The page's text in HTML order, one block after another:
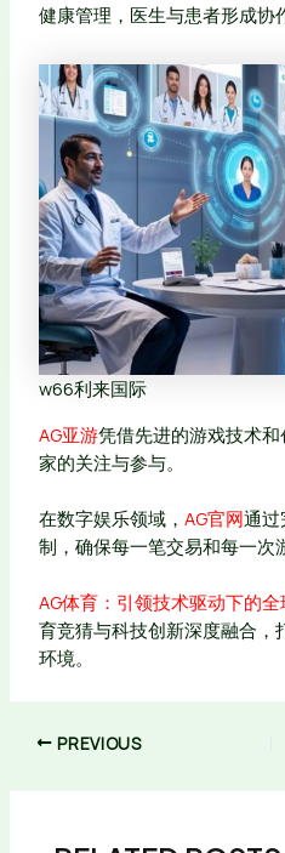
健康管理，医生与患者形成协
w66利来国际
AG亚游凭借先进的游戏技术
家的关注与参与。
在数字娱乐领域， AG官网通过
制，确保每一笔交易和每一次
AG体育：引领技术驱动下的
育竞猜与科技创新深度融合，
环境。
PREVIOUS